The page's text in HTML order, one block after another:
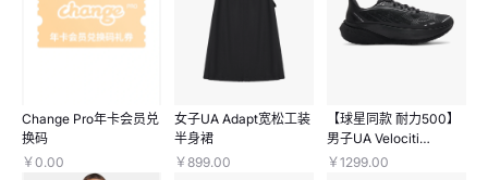
Change Pro年卡会员兑
换码
￥0.00
女子UA Adapt宽松工装
半身裙
￥899.00
【球星同款 耐力500】
男子UA Velociti
Distance长距离跑鞋
￥1299.00